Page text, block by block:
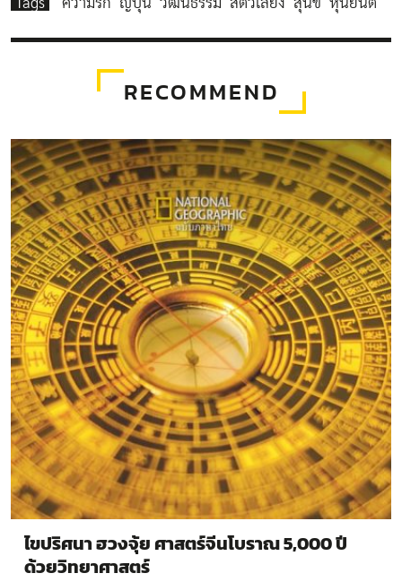
Tags ความรัก ญี่ปุ่น วัฒนธรรม สัตว์เลี้ยง สุนัข หุ่นยนต์
RECOMMEND
ไขปริศนา ฮวงจุ้ย ศาสตร์จีนโบราณ 5,000 ปี
ด้วยวิทยาศาสตร์